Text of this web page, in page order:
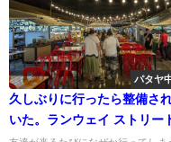
パタヤ
久しぶりに行ったら整備さ
いた。ランウェイ ストリー